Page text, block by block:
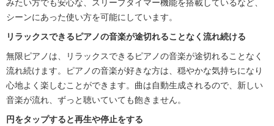
シーンにあった使い方を可能にしています。
リラックスできるピアノの音楽が途切れることなく流れ続ける
無限ピアノは、リラックスできるピアノの音楽が途切れることなく
流れ続けます。ピアノの音楽が好きな方は、穏やかな気持ちになり
心地よく楽しむことができます。曲は自動生成されるので、新しい
音楽が流れ、ずっと聴いていても飽きません。
円をタップすると再生や停止をする